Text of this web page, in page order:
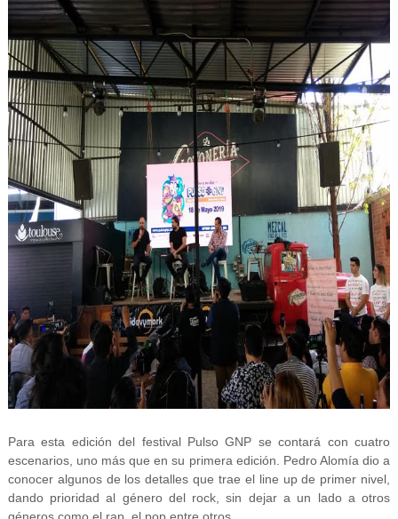
Para esta edición del festival Pulso GNP se contará con cuatro
escenarios, uno más que en su primera edición. Pedro Alomía dio a
conocer algunos de los detalles que trae el line up de primer nivel,
dando prioridad al género del rock, sin dejar a un lado a otros